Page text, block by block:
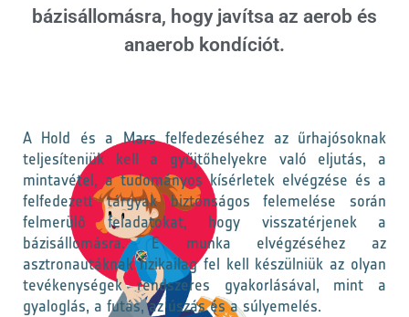
bázisállomásra, hogy javítsa az aerob és
anaerob kondíciót.
A Hold és a Mars felfedezéséhez az űrhajósoknak
teljesíteniük kell a gyűjtőhelyekre való eljutás, a
mintavétel, a tudományos kísérletek elvégzése és a
felfedezett tárgyak biztonságos felemelése során
felmerülő feladatokat, hogy visszatérjenek a
bázisállomásra. E munka elvégzéséhez az
asztronautáknak fizikailag fel kell készülniük az olyan
tevékenységek rendszeres gyakorlásával, mint a
gyaloglás, a futás, az úszás és a súlyemelés.